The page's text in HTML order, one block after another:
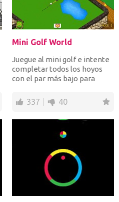
Mini Golf World
Juegue al mini golf e intente
completar todos los hoyos
con el par más bajo para
337 40